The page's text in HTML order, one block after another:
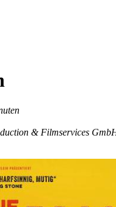
& Filmservices